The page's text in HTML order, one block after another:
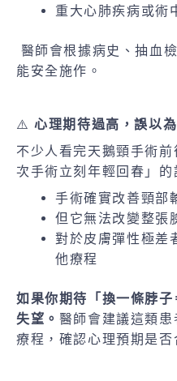
重大心肺疾病或術
醫師會根據病史、抽血
能安全施作。
⚠️心理期待過高，誤以
不少人看完天鵝頸手術
次手術立刻年輕回春」的
手術確實改善頸部
但它無法改變整張
對於皮膚彈性極差
他療程
如果你期待「換一條脖
失望。 醫師會建議這類
療程，確認心理預期是否